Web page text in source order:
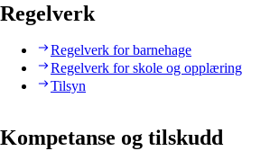
Regelverk
Regelverk for barnehage
Regelverk for skole og opplæring
Tilsyn
Kompetanse og tilskudd